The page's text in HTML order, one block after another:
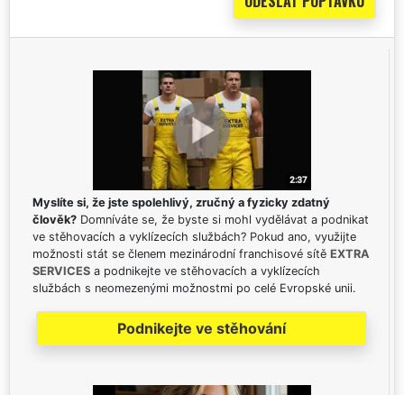
Myslíte si, že jste spolehlivý, zručný a fyzicky zdatný
člověk? Domníváte se, že byste si mohl vydělávat a podnikat
ve stěhovacích a vyklízecích službách? Pokud ano, využijte
možnosti stát se členem mezinárodní franchisové sítě EXTRA
SERVICES a podnikejte ve stěhovacích a vyklízecích
službách s neomezenými možnostmi po celé Evropské unii.
Podnikejte ve stěhování